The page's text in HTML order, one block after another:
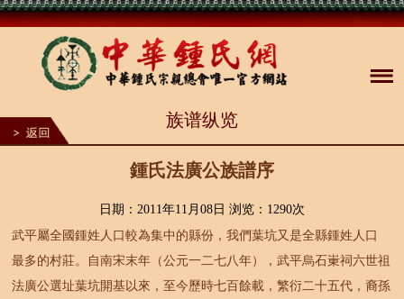
2
4
10
族谱纵览
鍾氏法廣公族譜序
日期：2011年11月08日 浏览： 1290次
武平屬全國鍾姓人口較為集中的縣份，我們葉坑又是全縣鍾姓人口
最多的村莊。自南宋末年（公元一二七八年），武平烏石崬祠六世祖
法廣公選址葉坑開基以來，至今歷時七百餘載，繁衍二十五代，裔孫